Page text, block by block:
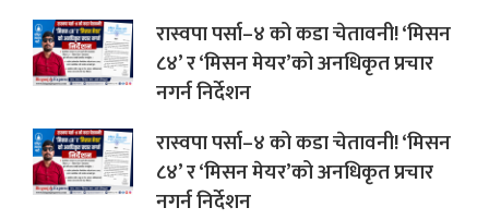
रास्वपा पर्सा–४ को कडा चेतावनी! ‘मिसन
८४’ र ‘मिसन मेयर’को अनधिकृत प्रचार
नगर्न निर्देशन
रास्वपा पर्सा–४ को कडा चेतावनी! ‘मिसन
८४’ र ‘मिसन मेयर’को अनधिकृत प्रचार
नगर्न निर्देशन